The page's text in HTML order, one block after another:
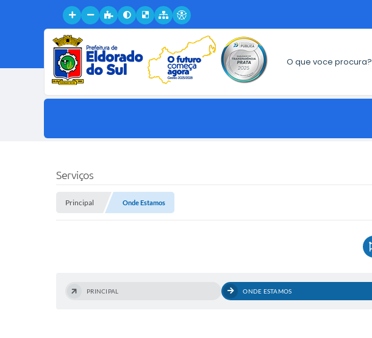
O que voce procura?
Serviços
Principal Onde Estamos
PRINCIPAL ONDE ESTAMOS